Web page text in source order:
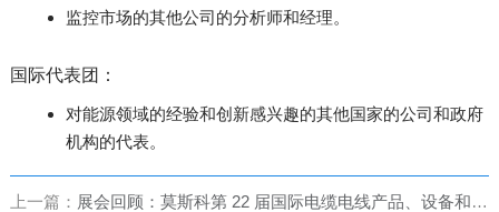
监控市场的其他公司的分析师和经理。
国际代表团：
对能源领域的经验和创新感兴趣的其他国家的公司和政府
机构的代表。
上一篇： 展会回顾：莫斯科第 22 届国际电缆电线产品、设备和生产材料展览会“Cabex 2024”